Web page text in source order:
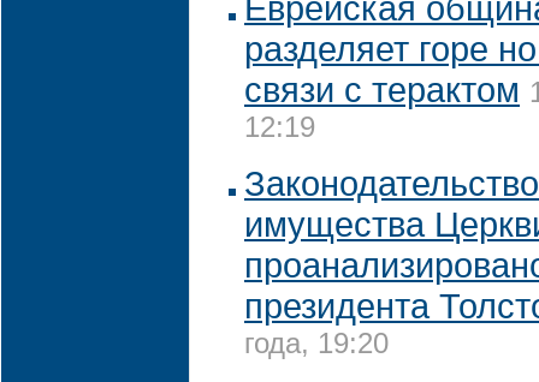
разделяет горе
связи с терактом
12:19
имущества
президента
года, 19:20